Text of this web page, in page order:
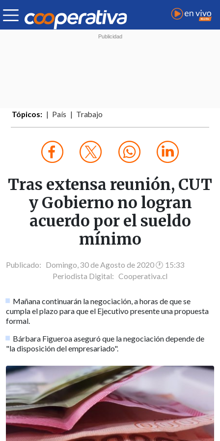
Tópicos: País Trabajo
Tras extensa reunión, CUT
y Gobierno no logran
acuerdo por el sueldo
mínimo
Publicado: Domingo, 30 de Agosto de 2020 🕐 15:33
Periodista Digital: Cooperativa.cl
Mañana continuarán la negociación, a horas de que se
cumpla el plazo para que el Ejecutivo presente una propuesta
formal.
Bárbara Figueroa aseguró que la negociación depende de
"la disposición del empresariado".